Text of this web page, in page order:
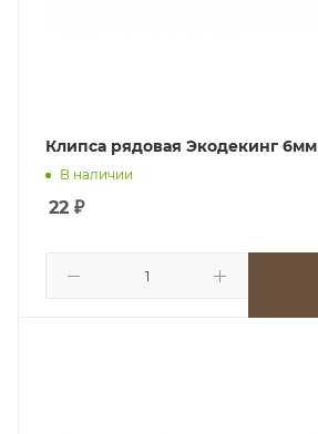
Клипса рядовая Экодекинг 6мм
В наличии
22 ₽